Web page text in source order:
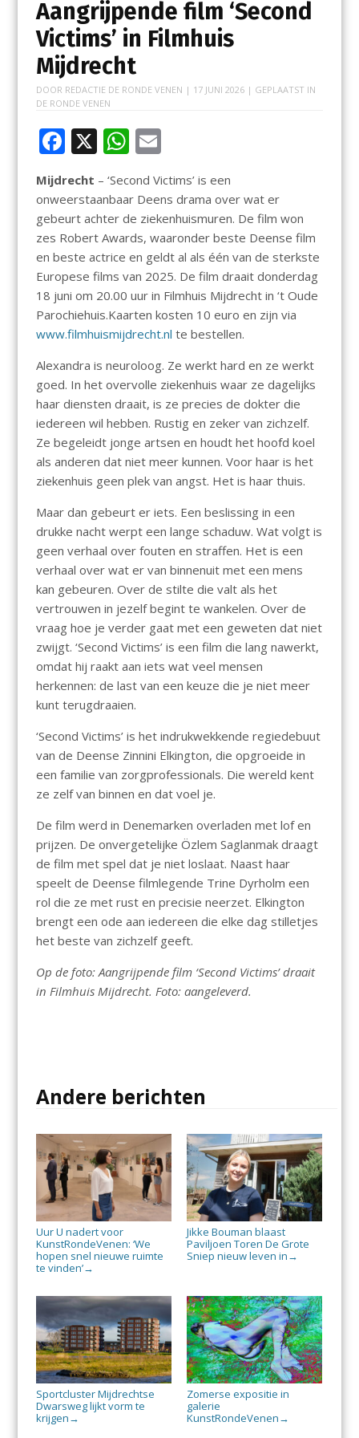
Aangrijpende film ‘Second
Victims’ in Filmhuis
Mijdrecht
DOOR REDACTIE DE RONDE VENEN | 17 JUNI 2026| GEPLAATST IN
DE RONDE VENEN
F
ac
e
b
o
o
k
X W
at
s
A
p
p
E
ai
l
Mijdrecht – ‘Second Victims’ is een
onweerstaanbaar Deens drama over wat er
gebeurt achter de ziekenhuismuren. De film won
zes Robert Awards, waaronder beste Deense film
en beste actrice en geldt al als één van de sterkste
Europese films van 2025. De film draait donderdag
18 juni om 20.00 uur in Filmhuis Mijdrecht in ‘t Oude
Parochiehuis.Kaarten kosten 10 euro en zijn via
www.filmhuismijdrecht.nl te bestellen.
Alexandra is neuroloog. Ze werkt hard en ze werkt
goed. In het overvolle ziekenhuis waar ze dagelijks
haar diensten draait, is ze precies de dokter die
iedereen wil hebben. Rustig en zeker van zichzelf.
Ze begeleidt jonge artsen en houdt het hoofd koel
als anderen dat niet meer kunnen. Voor haar is het
ziekenhuis geen plek van angst. Het is haar thuis.
Maar dan gebeurt er iets. Een beslissing in een
drukke nacht werpt een lange schaduw. Wat volgt is
geen verhaal over fouten en straffen. Het is een
verhaal over wat er van binnenuit met een mens
kan gebeuren. Over de stilte die valt als het
vertrouwen in jezelf begint te wankelen. Over de
vraag hoe je verder gaat met een geweten dat niet
zwijgt. ‘Second Victims’ is een film die lang nawerkt,
omdat hij raakt aan iets wat veel mensen
herkennen: de last van een keuze die je niet meer
kunt terugdraaien.
‘Second Victims’ is het indrukwekkende regiedebuut
van de Deense Zinnini Elkington, die opgroeide in
een familie van zorgprofessionals. Die wereld kent
ze zelf van binnen en dat voel je.
De film werd in Denemarken overladen met lof en
prijzen. De onvergetelijke Özlem Saglanmak draagt
de film met spel dat je niet loslaat. Naast haar
speelt de Deense filmlegende Trine Dyrholm een
rol die ze met rust en precisie neerzet. Elkington
brengt een ode aan iedereen die elke dag stilletjes
het beste van zichzelf geeft.
Op de foto: Aangrijpende film ‘Second Victims’ draait
in Filmhuis Mijdrecht. Foto: aangeleverd.
Andere berichten
Uur U nadert voor
KunstRondeVenen: ‘We
hopen snel nieuwe ruimte
te vinden’→
Jikke Bouman blaast
Paviljoen Toren De Grote
Sniep nieuw leven in →
Sportcluster Mijdrechtse
Dwarsweg lijkt vorm te
krijgen →
Zomerse expositie in
galerie
KunstRondeVenen →